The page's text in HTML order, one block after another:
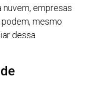
empresas
mesmo
dessa